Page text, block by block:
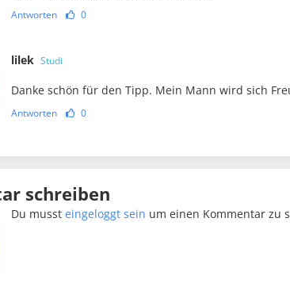
Antworten 0
lilek Studi
Danke schön für den Tipp. Mein Mann wird sich
Antworten 0
schreiben
Du mussteingeloggt sein um einen Kommentar zu